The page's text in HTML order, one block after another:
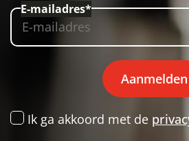
E-mailadres*
Aanmelden
Ik ga akkoord met de